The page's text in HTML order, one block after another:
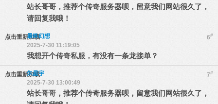
站长哥哥，推荐个传奇服务器呗，留意我们网站很久了，
请回复我哦！
点击重新加载 6#
最终幻想
2025-7-30 11:19:05
我想开个传奇私服，有没有一条龙接单？
点击重新加载 7#
朱星宇
2025-7-30 13:00:49
站长哥哥，推荐个传奇服务器呗，留意我们网站很久了，